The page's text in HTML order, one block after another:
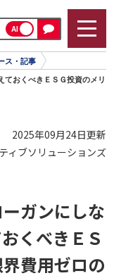
AI
ス・記事
ておくべきＥＳＧ投資のメリ
2025年09月24日更新
ィブソリューションズ
ーガンにしな
くべきＥＳ
費用ゼロの